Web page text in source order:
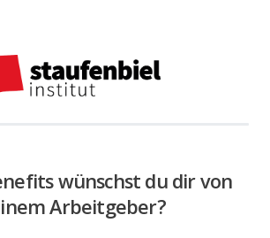
wünschst du dir von
Arbeitgeber?